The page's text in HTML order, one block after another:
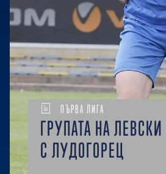
ПЪРВА ЛИГА
ГРУПАТА НА
С ЛУДОГОРЕЦ